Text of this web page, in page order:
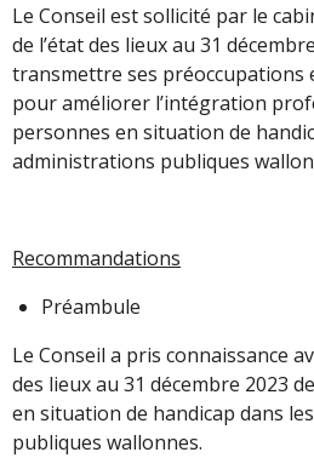
Le Conseil est sollicité par le
de l’état des lieux au 31
transmettre ses préoccupations
pour améliorer l’intégration
personnes en situation de
administrations publiques
Recommandations
Préambule
Le Conseil a pris connaissance
des lieux au 31 décembre 2023
en situation de handicap dans
publiques wallonnes.